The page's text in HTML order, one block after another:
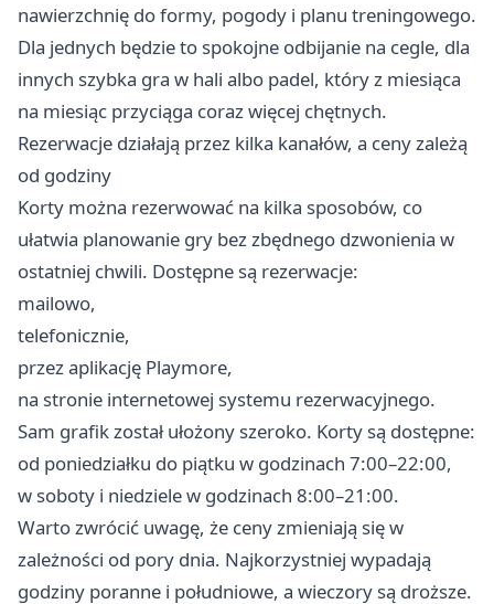
nawierzchnię do formy, pogody i planu treningowego.
Dla jednych będzie to spokojne odbijanie na cegle, dla
innych szybka gra w hali albo padel, który z miesiąca
na miesiąc przyciąga coraz więcej chętnych.
Rezerwacje działają przez kilka kanałów, a ceny zależą
od godziny
Korty można rezerwować na kilka sposobów, co
ułatwia planowanie gry bez zbędnego dzwonienia w
ostatniej chwili. Dostępne są rezerwacje:
mailowo,
telefonicznie,
przez aplikację Playmore,
na stronie internetowej systemu rezerwacyjnego.
Sam grafik został ułożony szeroko. Korty są dostępne:
od poniedziałku do piątku w godzinach 7:00–22:00,
w soboty i niedziele w godzinach 8:00–21:00.
Warto zwrócić uwagę, że ceny zmieniają się w
zależności od pory dnia. Najkorzystniej wypadają
godziny poranne i południowe, a wieczory są droższe.